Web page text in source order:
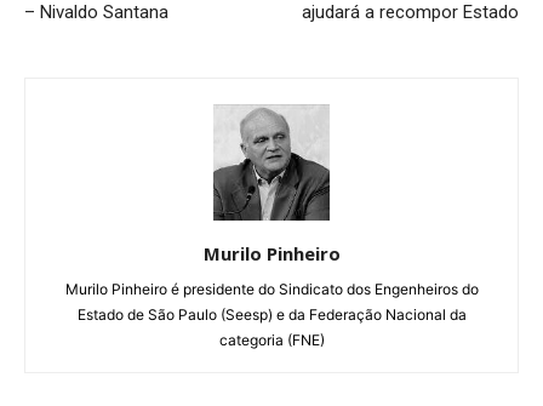
– Nivaldo Santana
ajudará a recompor Estado
Murilo Pinheiro
Murilo Pinheiro é presidente do Sindicato dos Engenheiros do
Estado de São Paulo (Seesp) e da Federação Nacional da
categoria (FNE)